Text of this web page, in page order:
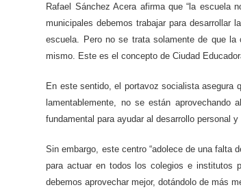
Rafael Sánchez Acera afirma que “la
municipales debemos trabajar para desarrollar
escuela. Pero no se trata solamente de que
mismo. Este es el concepto de Ciudad
En este sentido, el portavoz socialista asegura
lamentablemente, no se están aprovechando
fundamental para ayudar al desarrollo personal
Sin embargo, este centro “adolece de una falta
para actuar en todos los colegios e institutos
debemos aprovechar mejor, dotándolo de más